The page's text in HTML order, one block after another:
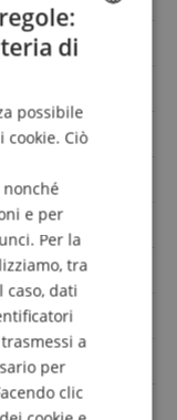
bis 25.5 Zoll
ENGLISH
ITALIAN
SPANISH
di
possibile
cookie. Ciò
e per
Per la
tra
caso, dati
a
per
clic